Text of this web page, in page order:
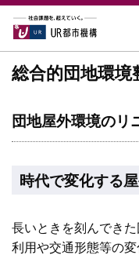
総合的団地環境
団地屋外環境のリ
時代で変化する
長いときを刻んでき
利用や交通形態等の